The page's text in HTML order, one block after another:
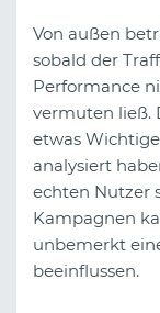
Von außen
sobald der
Performance
vermuten ließ.
etwas
analysiert
echten Nutzer
Kampagnen
unbemerkt
beeinflussen.